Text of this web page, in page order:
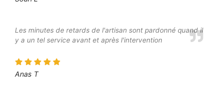
Les minutes de retards de l'artisan sont pardonné quand il
y a un tel service avant et après l'intervention
Anas T